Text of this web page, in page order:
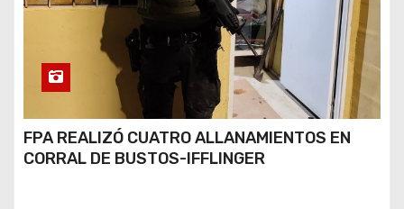
FPA REALIZÓ CUATRO ALLANAMIENTOS EN
CORRAL DE BUSTOS-IFFLINGER